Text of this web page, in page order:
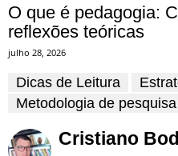
O que é pedagogia:
reflexões teóricas
julho 28, 2026
Dicas de Leitura
Metodologia de pesquisa
Cristiano